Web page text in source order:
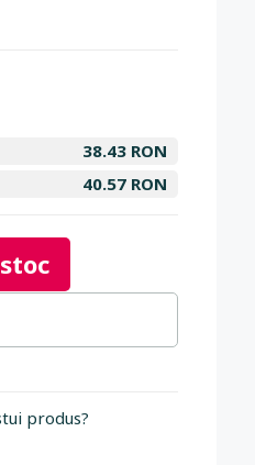
38.43 RON
40.57 RON
produs?